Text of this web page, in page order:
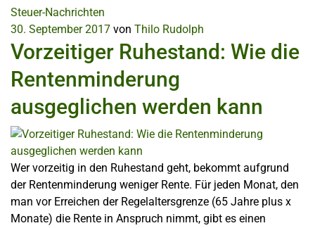
Steuer-Nachrichten
30. September 2017 von Thilo Rudolph
Vorzeitiger Ruhestand: Wie die
Rentenminderung
ausgeglichen werden kann
Wer vorzeitig in den Ruhestand geht, bekommt aufgrund
der Rentenminderung weniger Rente. Für jeden Monat, den
man vor Erreichen der Regelaltersgrenze (65 Jahre plus x
Monate) die Rente in Anspruch nimmt, gibt es einen